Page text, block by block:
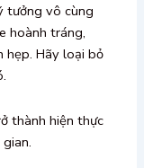
tưởng vô cùng
hoành tráng,
hẹp. Hãy loại bỏ
thành hiện thực